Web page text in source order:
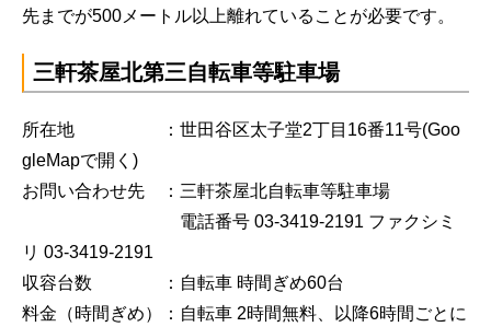
先までが500メートル以上離れていることが必要です。
三軒茶屋北第三自転車等駐車場
所在地 ：世田谷区太子堂2丁目16番11号(Goo
gleMapで開く)
お問い合わせ先 ：三軒茶屋北自転車等駐車場
電話番号 03-3419-2191 ファクシミ
リ 03-3419-2191
収容台数 ：自転車 時間ぎめ60台
料金（時間ぎめ）：自転車 2時間無料、以降6時間ごとに